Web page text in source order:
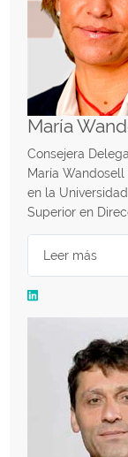
María
Consejera
María
en la
Superior en
Leer más